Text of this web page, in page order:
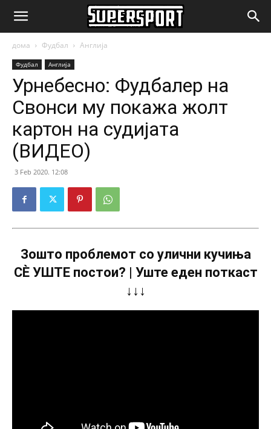
SuperSport.mk
дома Фудбал Англија
Фудбал Англија
Урнебесно: Фудбалер на
Свонси му покажа жолт
картон на судијата
(ВИДЕО)
3 Feb 2020. 12:08
Зошто проблемот со улични кучиња
СÈ УШТЕ постои? | Уште еден поткаст
↓↓↓